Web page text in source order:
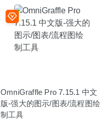
OmniGraffle Pro 7.15.1 中文
版-强大的图示/图表/流程图绘
制工具